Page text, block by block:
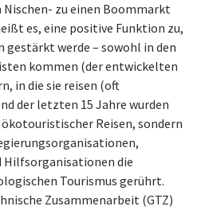
zu einen Boommarkt
es, eine positive Funktion zu,
gestärkt werde – sowohl in den
kommen (der entwickelten
in die sie reisen (oft
der letzten 15 Jahre wurden
Reisen, sondern
die
Tourismus gerührt.
Zusammenarbeit (GTZ)